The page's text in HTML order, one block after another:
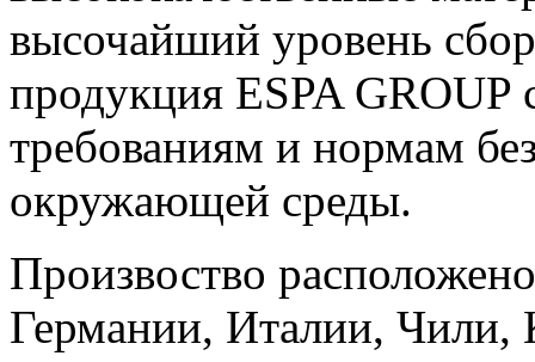
высочайший уровень
продукция ESPA GROUP
требованиям и нормам
окружающей среды.
Произвоство
Германии, Италии, Чили,